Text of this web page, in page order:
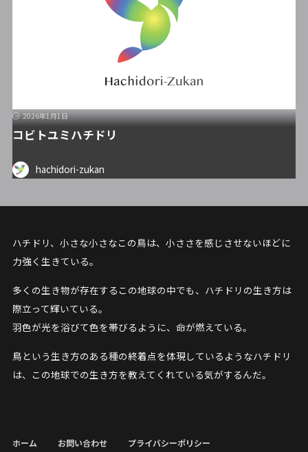
2026年1月1日
コビトユミハチドリ
hachidori-zukan
ハチドリ、小さな小さなこの鳥は、小ささを感じさせないほどに
力強く生きている。
多くの生き物が存在するこの地球の中でも、ハチドリの生き方は
際立って輝いている。
羽色が光を浴びて色を帯びるように、命が燃えている。
鳥という生き方のある種の終着点を体現しているようなハチドリ
は、この地球での生き方を教えてくれている気がするんだ。
ホーム お問い合わせ プライバシーポリシー